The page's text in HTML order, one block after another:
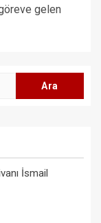
gelen
İsmail